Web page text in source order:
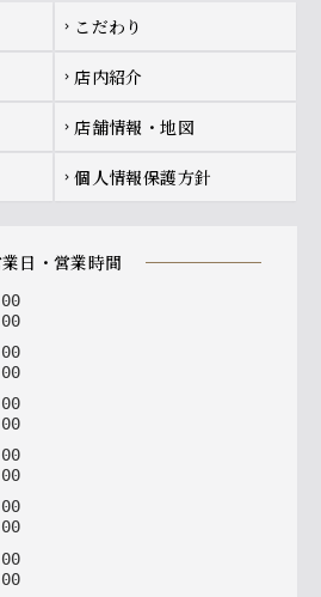
chevron_right こだわり
chevron_right 店内紹介
chevron_right 店舗情報・地図
chevron_right 個人情報保護方針
営業日・営業時間
00
00
00
00
00
00
00
00
00
00
00
00